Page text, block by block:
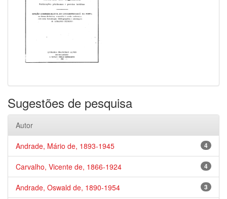
Sugestões de pesquisa
Autor
4
Andrade, Mário de, 1893-1945
4
Carvalho, Vicente de, 1866-1924
3
Andrade, Oswald de, 1890-1954